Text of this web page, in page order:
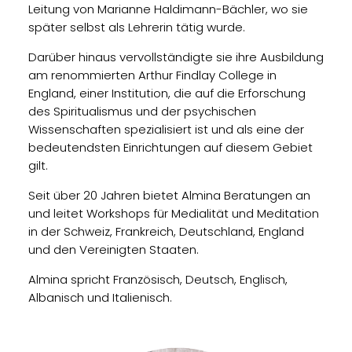
Leitung von Marianne Haldimann-Bächler, wo sie
später selbst als Lehrerin tätig wurde.
Darüber hinaus vervollständigte sie ihre Ausbildung
am renommierten Arthur Findlay College in
England, einer Institution, die auf die Erforschung
des Spiritualismus und der psychischen
Wissenschaften spezialisiert ist und als eine der
bedeutendsten Einrichtungen auf diesem Gebiet
gilt.
Seit über 20 Jahren bietet Almina Beratungen an
und leitet Workshops für Medialität und Meditation
in der Schweiz, Frankreich, Deutschland, England
und den Vereinigten Staaten.
Almina spricht Französisch, Deutsch, Englisch,
Albanisch und Italienisch.